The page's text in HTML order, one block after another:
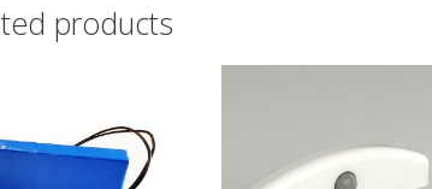
products